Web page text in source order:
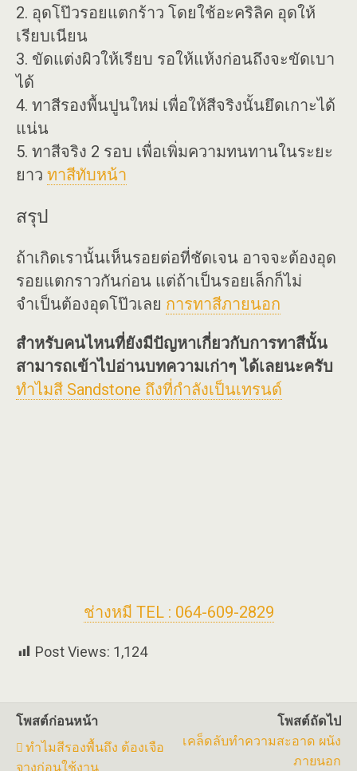
2. อุดโป๊วรอยแตกร้าว โดยใช้อะคริลิค อุดให้
เรียบเนียน
3. ขัดแต่งผิวให้เรียบ รอให้แห้งก่อนถึงจะขัดเบา
ได้
4. ทาสีรองพื้นปูนใหม่ เพื่อให้สีจริงนั้นยึดเกาะได้
แน่น
5. ทาสีจริง 2 รอบ เพื่อเพิ่มความทนทานในระยะ
ยาว ทาสีทับหน้า
สรุป
ถ้าเกิดเรานั้นเห็นรอยต่อที่ชัดเจน อาจจะต้องอุด
รอยแตกราวกันก่อน แต่ถ้าเป็นรอยเล็กก็ไม่
จำเป็นต้องอุดโป๊วเลย การทาสีภายนอก
สำหรับคนไหนที่ยังมีปัญหาเกี่ยวกับการทาสีนั้น
สามารถเข้าไปอ่านบทความเก่าๆ ได้เลยนะครับ
ทำไมสี Sandstone ถึงที่กำลังเป็นเทรนด์
ช่างหมี TEL : 064-609-2829
Post Views: 1,124
โพสต์ก่อนหน้า
ทำไมสีรองพื้นถึง ต้องเจือ
จางก่อนใช้งาน
โพสต์ถัดไป
เคล็ดลับทำความสะอาด ผนัง
ภายนอก